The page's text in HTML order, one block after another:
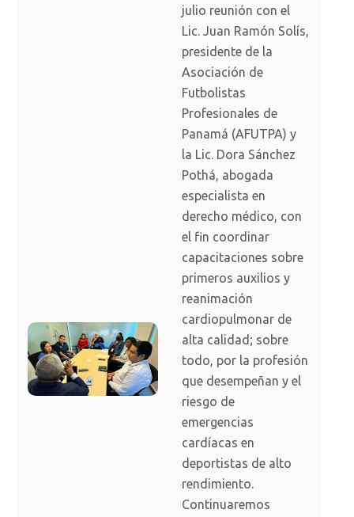
julio reunión con el
Lic. Juan Ramón Solís,
presidente de la
Asociación de
Futbolistas
Profesionales de
Panamá (AFUTPA) y
la Lic. Dora Sánchez
Pothá, abogada
especialista en
derecho médico, con
el fin coordinar
capacitaciones sobre
primeros auxilios y
reanimación
cardiopulmonar de
alta calidad; sobre
todo, por la profesión
que desempeñan y el
riesgo de
emergencias
cardíacas en
deportistas de alto
rendimiento.
Continuaremos